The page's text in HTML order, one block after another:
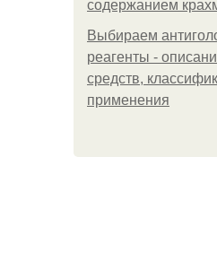
содержанием
Выбираем
реагенты -
средств,
применения